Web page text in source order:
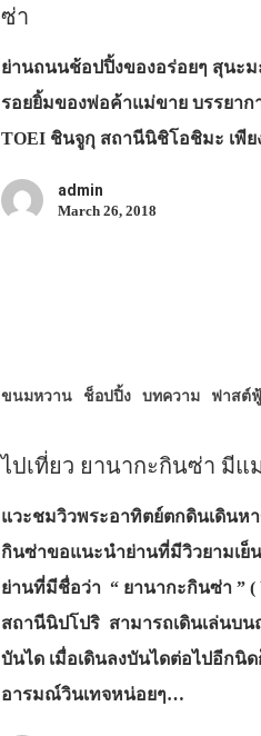
ซ่า
ย่านถนนช้อปปิ้งของอร่อยๆ สุนะม
รอยยิ้มของพ่อค้าแม่ขาย บรรยาก
TOEI ชินจูกุ สถานีนิชิโอชิมะ เพี
admin
March 26, 2018
ขนมหวาน ช็อปปิ้ง บทความ ฟาสต์
ไปเที่ยว ยานากะกินซ่า มี
แวะชมวิวพระอาทิตย์ตกดินเดินห
กินซ่าขอแนะนำย่านที่มีวิวยามเย็
ย่านที่มีชื่อว่า “ ยานากะกินซ่า ” (
สถานีนิปโปริ สามารถเดินเล่นบ
บันได เมื่อเดินลงบันไดต่อไปอีกนิ
อารมณ์วินเทจหน่อยๆ…